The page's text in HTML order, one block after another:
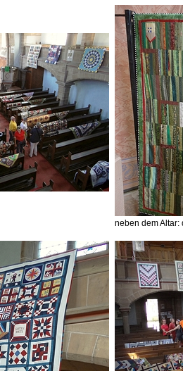
neben dem Altar: